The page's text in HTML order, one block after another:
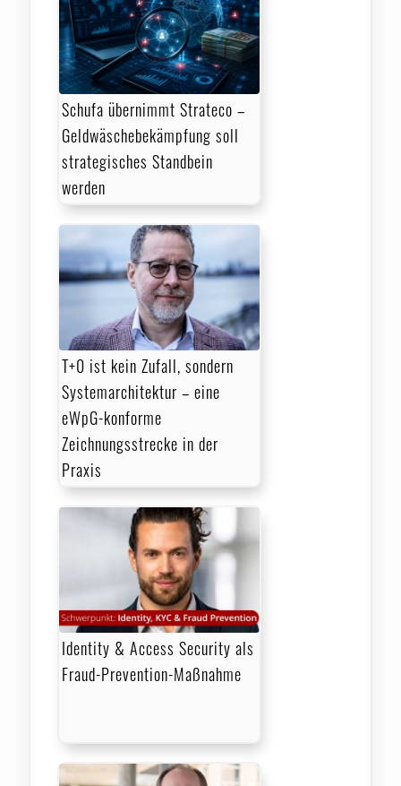
Schufa übernimmt Strateco –
Geldwäschebekämpfung soll
strategisches Standbein
werden
T+0 ist kein Zufall, sondern
Systemarchitektur – eine
eWpG-konforme
Zeichnungsstrecke in der
Praxis
Identity & Access Security als
Fraud-Prevention-Maßnahme